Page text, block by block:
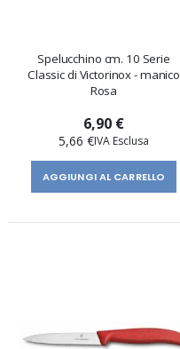
Spelucchino cm. 10 Serie
Classic di Victorinox - manico
Rosa
6,90 €
5,66 €
AGGIUNGI AL CARRELLO